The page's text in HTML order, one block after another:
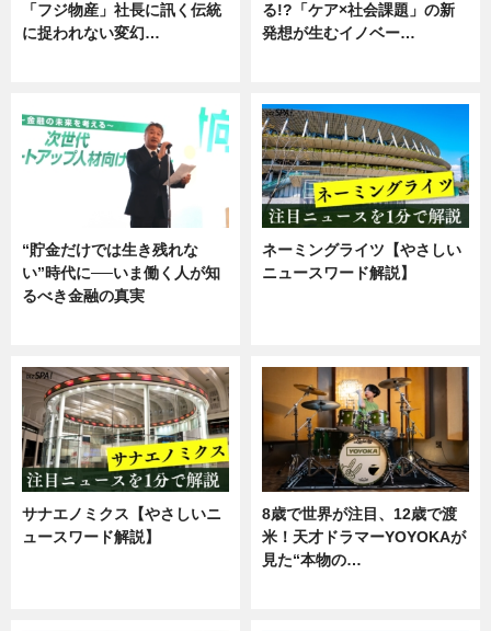
「フジ物産」社長に訊く伝統
に捉われない変幻…
る!?「ケア×社会課題」の新
発想が生むイノベー…
“貯金だけでは生き残れな
い”時代に──いま働く人が知
るべき金融の真実
ネーミングライツ【やさしい
ニュースワード解説】
サナエノミクス【やさしいニ
ュースワード解説】
8歳で世界が注目、12歳で渡
米！天才ドラマーYOYOKAが
見た“本物の…